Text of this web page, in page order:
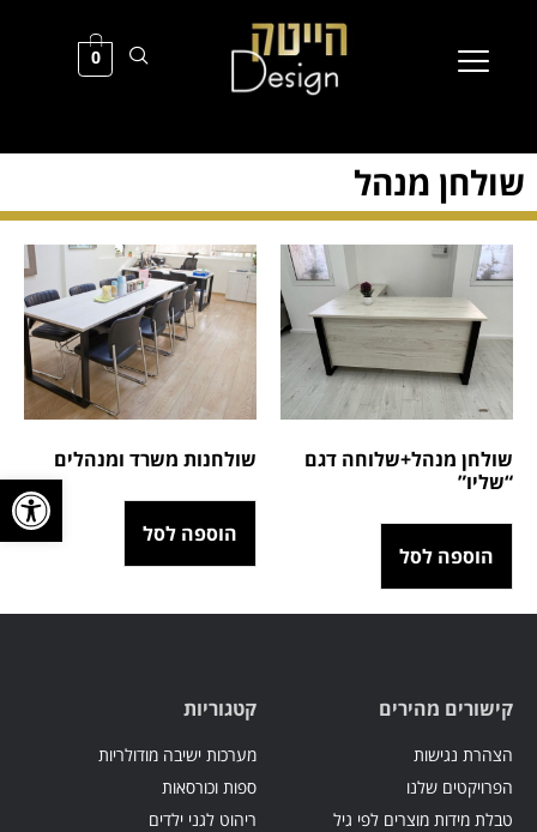
פתח
0
שולחן מנהל
שולחן מנהל+שלוחה דגם
“שליו”
הוספה לסל
שולחנות משרד ומנהלים
הוספה לסל
קישורים מהירים
הצהרת נגישות
הפרויקטים שלנו
טבלת מידות מוצרים לפי גיל
קטגוריות
מערכות ישיבה מודולריות
ספות וכורסאות
ריהוט לגני ילדים